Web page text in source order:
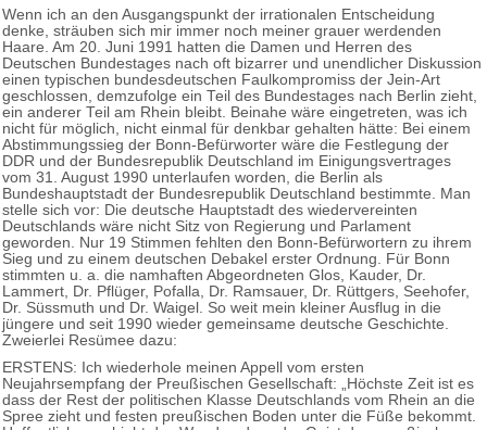
Wenn ich an den Ausgangspunkt der irrationalen Entscheidung
denke, sträuben sich mir immer noch meiner grauer werdenden
Haare. Am 20. Juni 1991 hatten die Damen und Herren des
Deutschen Bundestages nach oft bizarrer und unendlicher Diskussion
einen typischen bundesdeutschen Faulkompromiss der Jein-Art
geschlossen, demzufolge ein Teil des Bundestages nach Berlin zieht,
ein anderer Teil am Rhein bleibt. Beinahe wäre eingetreten, was ich
nicht für möglich, nicht einmal für denkbar gehalten hätte: Bei einem
Abstimmungssieg der Bonn-Befürworter wäre die Festlegung der
DDR und der Bundesrepublik Deutschland im Einigungsvertrages
vom 31. August 1990 unterlaufen worden, die Berlin als
Bundeshauptstadt der Bundesrepublik Deutschland bestimmte. Man
stelle sich vor: Die deutsche Hauptstadt des wiedervereinten
Deutschlands wäre nicht Sitz von Regierung und Parlament
geworden. Nur 19 Stimmen fehlten den Bonn-Befürwortern zu ihrem
Sieg und zu einem deutschen Debakel erster Ordnung. Für Bonn
stimmten u. a. die namhaften Abgeordneten Glos, Kauder, Dr.
Lammert, Dr. Pflüger, Pofalla, Dr. Ramsauer, Dr. Rüttgers, Seehofer,
Dr. Süssmuth und Dr. Waigel. So weit mein kleiner Ausflug in die
jüngere und seit 1990 wieder gemeinsame deutsche Geschichte.
Zweierlei Resümee dazu:
ERSTENS: Ich wiederhole meinen Appell vom ersten
Neujahrsempfang der Preußischen Gesellschaft: „Höchste Zeit ist es
dass der Rest der politischen Klasse Deutschlands vom Rhein an die
Spree zieht und festen preußischen Boden unter die Füße bekommt.